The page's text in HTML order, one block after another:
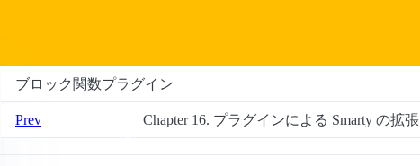
ブロック関数プラグイン
Prev Chapter 16. プラグインによる Smarty の拡張